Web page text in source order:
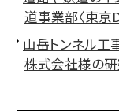
道事業部〈東京
山岳トンネル
株式会社様の研